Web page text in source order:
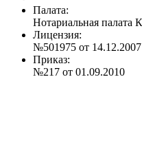
Палата:
Нотариальная палата
Лицензия:
№501975 от 14.12.2007
Приказ:
№217 от 01.09.2010